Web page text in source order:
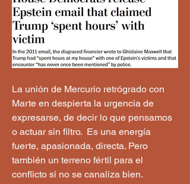
La unión de Mercurio retrógrado con
Marte en despierta la urgencia de
expresarse, de decir lo que pensamos
o actuar sin filtro.  Es una energía
fuerte, apasionada, directa. Pero
también un terreno fértil para el
conflicto si no se canaliza bien.